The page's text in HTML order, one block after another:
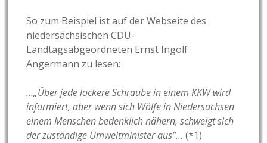
So zum Beispiel ist auf der Webseite des
niedersächsischen CDU-
Landtagsabgeordneten Ernst Ingolf
Angermann zu lesen:
…„Über jede lockere Schraube in einem KKW wird
informiert, aber wenn sich Wölfe in Niedersachsen
einem Menschen bedenklich nähern, schweigt sich
der zuständige Umweltminister aus“…(*1)